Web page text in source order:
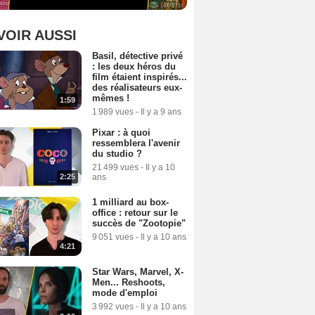
AUSSI
1:59
Basil, détective privé
: les deux héros du
film étaient inspirés...
des réalisateurs eux-
mêmes !
1 989 vues - Il y a 9 ans
2:25
Pixar : à quoi
ressemblera l'avenir
du studio ?
21 499 vues - Il y a 10
ans
4:21
1 milliard au box-
office : retour sur le
succès de "Zootopie"
9 051 vues - Il y a 10 ans
Star Wars, Marvel, X-
Men... Reshoots,
mode d'emploi
3 992 vues - Il y a 10 ans